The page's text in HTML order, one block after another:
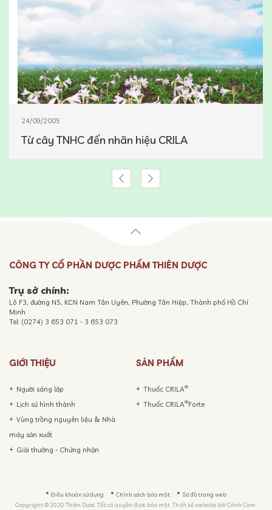
24/09/2005
Từ cây TNHC đến nhãn hiệu CRILA
CÔNG TY CỔ PHẦN DƯỢC PHẨM THIÊN DƯỢC
Trụ sở chính:
Lô F3, đường N5, KCN Nam Tân Uyên, Phường Tân Hiệp, Thành phố Hồ Chí
Minh
Tel: (0274) 3 653 071 - 3 653 073
GIỚI THIỆU
Người sáng lập
Lịch sử hình thành
Vùng trồng nguyên liệu & Nhà
máy sản xuất
Giải thưởng - Chứng nhận
SẢN PHẨM
Thuốc CRILA®
Thuốc CRILA®Forte
Điều khoản sử dụng Chính sách bảo mật
Sơ đồ trang web
Copyright © 2020 Thiên Dược. Tất cả quyền được bảo mật. Thiết kế website bởi Cánh Cam.